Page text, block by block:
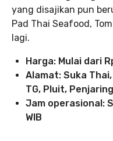
yang disajikan pun
Pad Thai Seafood,
lagi.
Harga: Mulai dari
Alamat: Suka
TG, Pluit,
Jam operasional:
WIB